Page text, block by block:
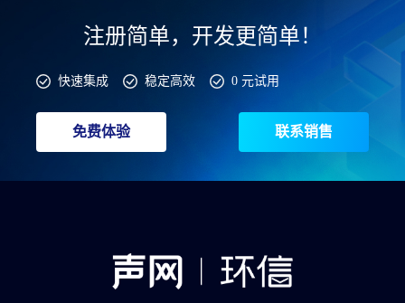
注册简单，开发更简单！
快速集成 稳定高效 0 元试用
免费体验 联系销售